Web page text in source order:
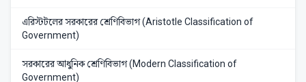
এরিস্টটলের সরকারের শ্রেণিবিভাগ (Aristotle Classification of
Government)
সরকারের আধুনিক শ্রেণিবিভাগ (Modern Classification of
Government)